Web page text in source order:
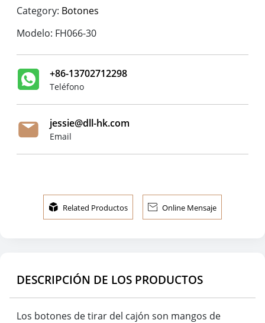
Category: Botones
Modelo: FH066-30
+86-13702712298
Teléfono
jessie@dll-hk.com
Email
 Related Productos  Online Mensaje
DESCRIPCIÓN DE LOS PRODUCTOS
Los botones de tirar del cajón son mangos de